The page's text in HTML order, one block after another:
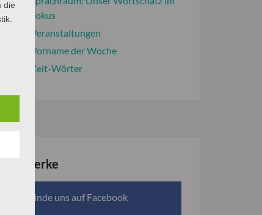
Fokus
Veranstaltungen
Vorname der Woche
Zeit-Wörter
Netzwerke
Finde uns auf Facebook
die